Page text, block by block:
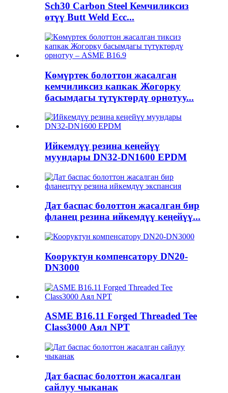
Sch30 Carbon Steel Кемчиликсиз
өтүү Butt Weld Ecc...
Көмүртек болоттон жасалган
кемчиликсиз капкак Жогорку
басымдагы түтүктөрдү орнотуу...
Ийкемдүү резина кеңейүү
муундары DN32-DN1600 EPDM
Дат баспас болоттон жасалган бир
фланец резина ийкемдүү кеңейүү...
Кооруктун компенсатору DN20-
DN3000
ASME B16.11 Forged Threaded Tee
Class3000 Аял NPT
Дат баспас болоттон жасалган
сайлуу чыканак